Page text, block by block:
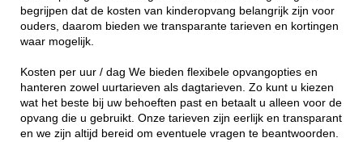
begrijpen dat de kosten van kinderopvang belangrijk zijn voor
ouders, daarom bieden we transparante tarieven en kortingen
waar mogelijk.
Kosten per uur / dag We bieden flexibele opvangopties en
hanteren zowel uurtarieven als dagtarieven. Zo kunt u kiezen
wat het beste bij uw behoeften past en betaalt u alleen voor de
opvang die u gebruikt. Onze tarieven zijn eerlijk en transparant
en we zijn altijd bereid om eventuele vragen te beantwoorden.